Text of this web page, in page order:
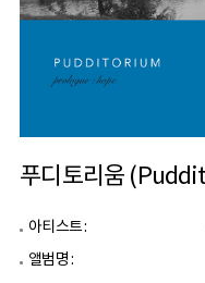
푸디토리움
아티스트 :
앨범명 :